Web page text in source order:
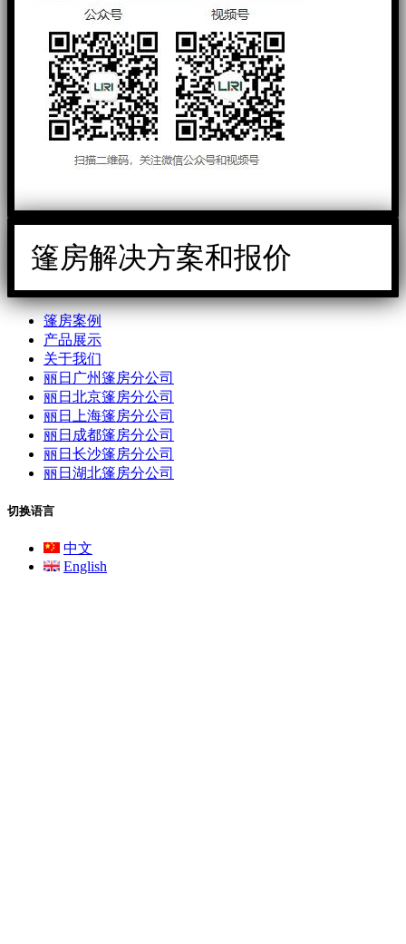
篷房解决方案和报价
篷房案例
产品展示
关于我们
丽日广州篷房分公司
丽日北京篷房分公司
丽日上海篷房分公司
丽日成都篷房分公司
丽日长沙篷房分公司
丽日湖北篷房分公司
切换语言
中文
English